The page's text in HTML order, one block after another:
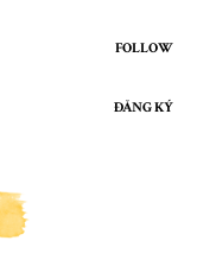
FOLLOW
ĐĂNG KÝ